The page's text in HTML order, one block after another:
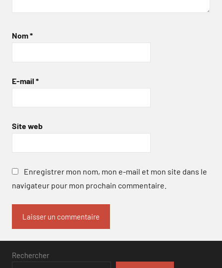
Nom*
E-mail *
Site web
Enregistrer mon nom, mon e-mail et mon site dans le
navigateur pour mon prochain commentaire.
Rechercher